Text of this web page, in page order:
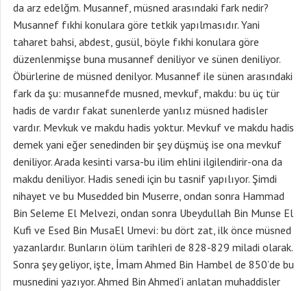
da arz edelğm. Musannef, müsned arasındaki fark nedir?
Musannef fıkhi konulara göre tetkik yapılmasıdır. Yani
taharet bahsi, abdest, gusül, böyle fıkhi konulara göre
düzenlenmişse buna musannef deniliyor ve sünen deniliyor.
Öbürlerine de müsned denilyor. Musannef ile sünen arasındaki
fark da şu: musannefde musned, mevkuf, makdu: bu üç tür
hadis de vardır fakat sunenlerde yanlız müsned hadisler
vardır. Mevkuk ve makdu hadis yoktur. Mevkuf ve makdu hadis
demek yani eğer senedinden bir şey düşmüş ise ona mevkuf
deniliyor. Arada kesinti varsa-bu ilim ehlini ilgilendirir-ona da
makdu deniliyor. Hadis senedi için bu tasnif yapılıyor. Şimdi
nihayet ve bu Musedded bin Muserre, ondan sonra Hammad
Bin Seleme El Melvezi, ondan sonra Ubeydullah Bin Munse El
Kufi ve Esed Bin MusaEl Umevi: bu dört zat, ilk önce müsned
yazanlardır. Bunların ölüm tarihleri de 828-829 miladi olarak.
Sonra şey geliyor, işte, İmam Ahmed Bin Hambel de 850’de bu
musnedini yazıyor. Ahmed Bin Ahmed’i anlatan muhaddisler